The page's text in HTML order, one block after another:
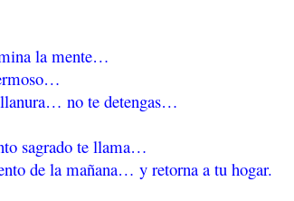
la mente…
no te detengas…
sagrado te llama…
de la mañana… y retorna a tu hogar.